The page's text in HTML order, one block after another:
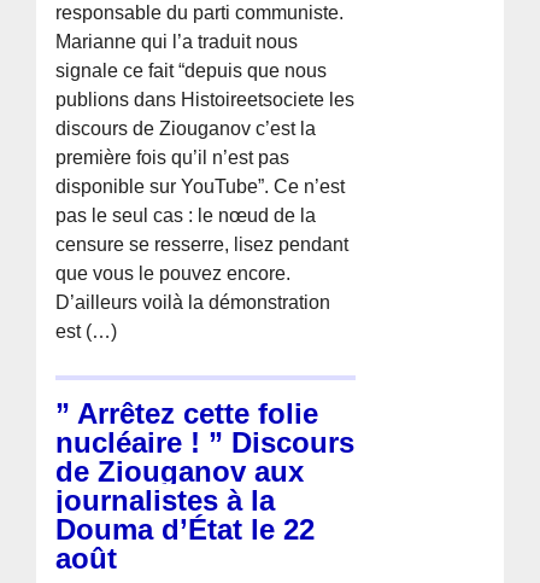
responsable du parti communiste.
Marianne qui l’a traduit nous
signale ce fait “depuis que nous
publions dans Histoireetsociete les
discours de Ziouganov c’est la
première fois qu’il n’est pas
disponible sur YouTube”. Ce n’est
pas le seul cas : le nœud de la
censure se resserre, lisez pendant
que vous le pouvez encore.
D’ailleurs voilà la démonstration
est (…)
” Arrêtez cette folie
nucléaire ! ” Discours
de Ziouganov aux
journalistes à la
Douma d’État le 22
août